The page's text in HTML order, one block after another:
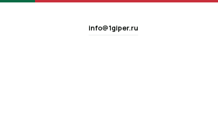
info@1giper.ru